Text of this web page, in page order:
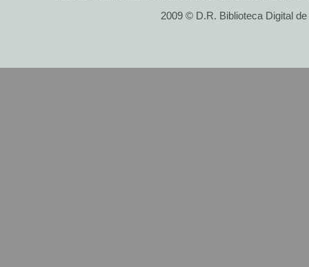
2009 © D.R. Biblioteca Digital